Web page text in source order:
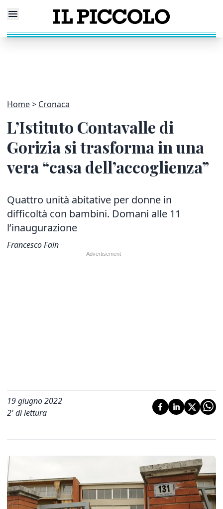
Home Cronaca
L’Istituto Contavalle di
Gorizia si trasforma in una
vera “casa dell’accoglienza”
Quattro unità abitative per donne in
difficoltà con bambini. Domani alle 11
l’inaugurazione
Francesco Fain
19 giugno 2022
2' di lettura